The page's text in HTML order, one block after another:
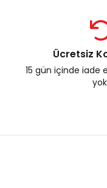
Ücretsiz
15 gün içinde iade